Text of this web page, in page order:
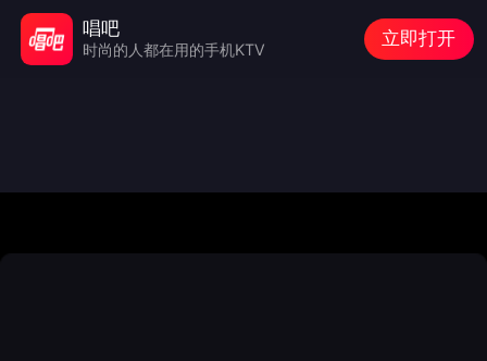
唱吧
时尚的人都在用的手机KTV
立即打开